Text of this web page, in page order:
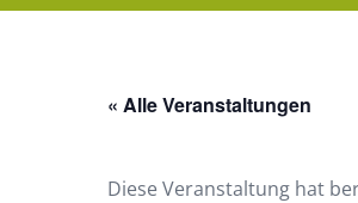
« Alle Veranstaltungen
Diese Veranstaltung hat